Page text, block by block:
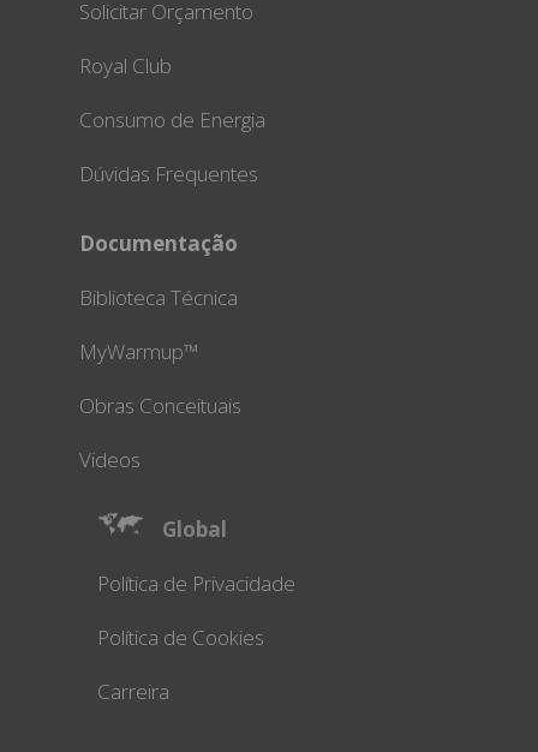
Solicitar Orçamento
Royal Club
Consumo de Energia
Dúvidas Frequentes
Documentação
Biblioteca Técnica
MyWarmup™
Obras Conceituais
Videos
Global
Política de Privacidade
Política de Cookies
Carreira